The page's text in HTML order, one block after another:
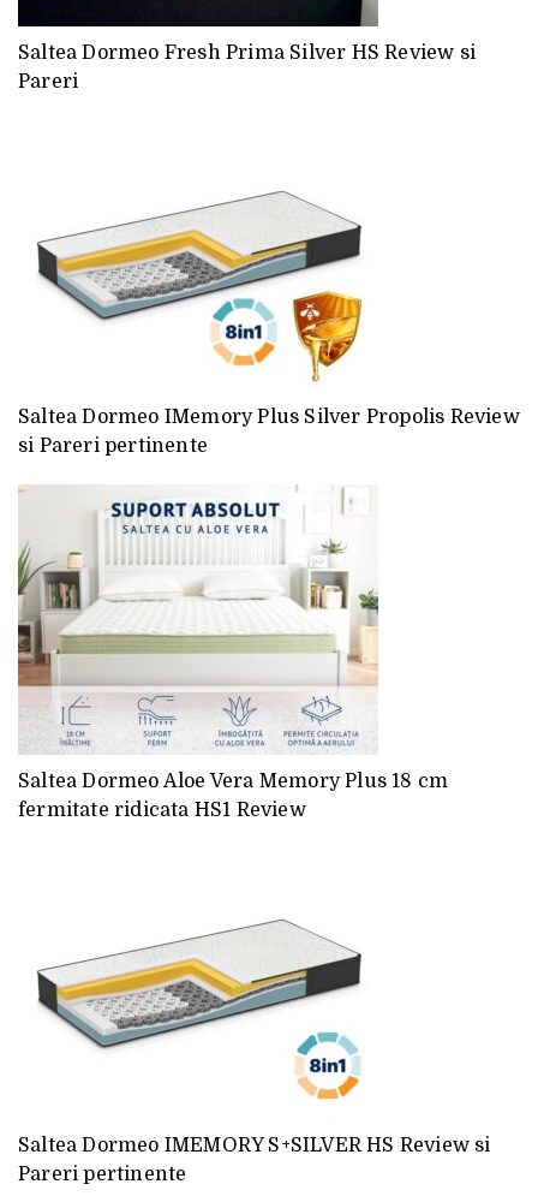
Saltea Dormeo Fresh Prima Silver HS Review si
Pareri
Saltea Dormeo IMemory Plus Silver Propolis Review
si Pareri pertinente
Saltea Dormeo Aloe Vera Memory Plus 18 cm
fermitate ridicata HS1 Review
Saltea Dormeo IMEMORY S+SILVER HS Review si
Pareri pertinente